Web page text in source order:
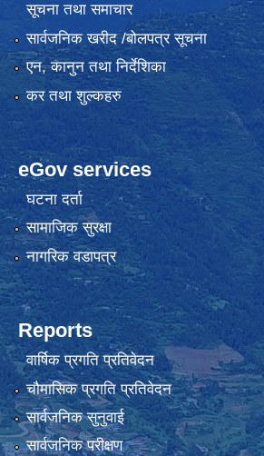
सूचना तथा समाचार
सार्वजनिक खरीद /बोलपत्र सूचना
एन, कानुन तथा निर्देशिका
कर तथा शुल्कहरु
eGov services
घटना दर्ता
सामाजिक सुरक्षा
नागरिक वडापत्र
Reports
वार्षिक प्रगति प्रतिवेदन
चौमासिक प्रगति प्रतिवेदन
सार्वजनिक सुनुवाई
सार्वजनिक परीक्षण